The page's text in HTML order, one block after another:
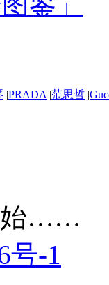
|PRADA |范思哲 |
始……
号-1